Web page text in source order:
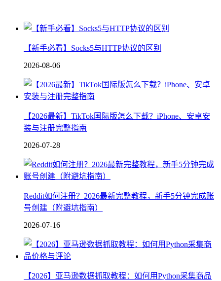
【新手必看】Socks5与HTTP协议的区别
2026-08-06
【2026最新】TikTok国际版怎么下载？iPhone、安卓安
装与注册完整指南
2026-07-28
Reddit如何注册？2026最新完整教程，新手5分钟完成账
号创建（附避坑指南）
2026-07-16
【2026】亚马逊数据抓取教程：如何用Python采集商品